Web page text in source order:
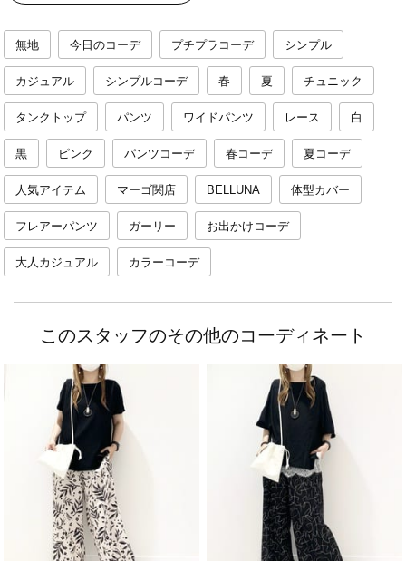
無地 今日のコーデ プチプラコーデ シンプル
カジュアル シンプルコーデ 春 夏 チュニック
タンクトップ パンツ ワイドパンツ レース 白
黒 ピンク パンツコーデ 春コーデ 夏コーデ
人気アイテム マーゴ関店 BELLUNA 体型カバー
フレアーパンツ ガーリー お出かけコーデ
大人カジュアル カラーコーデ
このスタッフのその他のコーディネート